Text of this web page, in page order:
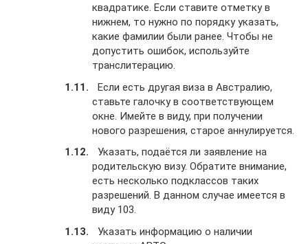
квадратике. Если ставите отметку в
нижнем, то нужно по порядку указать,
какие фамилии были ранее. Чтобы не
допустить ошибок, используйте
транслитерацию.
Если есть другая виза в Австралию,
ставьте галочку в соответствующем
окне. Имейте в виду, при получении
нового разрешения, старое аннулируется.
Указать, подаётся ли заявление на
родительскую визу. Обратите внимание,
есть несколько подклассов таких
разрешений. В данном случае имеется в
виду 103.
Указать информацию о наличии